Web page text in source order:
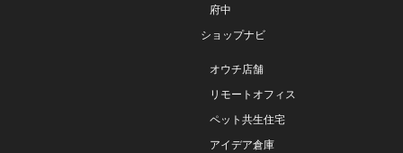
府中
ショップナビ
オウチ店舗
リモートオフィス
ペット共生住宅
アイデア倉庫